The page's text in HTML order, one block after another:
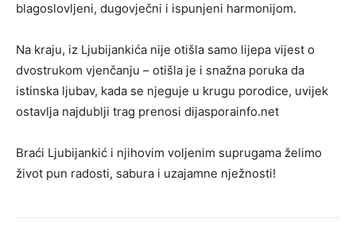
blagoslovljeni, dugovječni i ispunjeni harmonijom.
Na kraju, iz Ljubijankića nije otišla samo lijepa vijest o
dvostrukom vjenčanju – otišla je i snažna poruka da
istinska ljubav, kada se njeguje u krugu porodice, uvijek
ostavlja najdublji trag prenosi dijasporainfo.net
Braći Ljubijankić i njihovim voljenim suprugama želimo
život pun radosti, sabura i uzajamne nježnosti!